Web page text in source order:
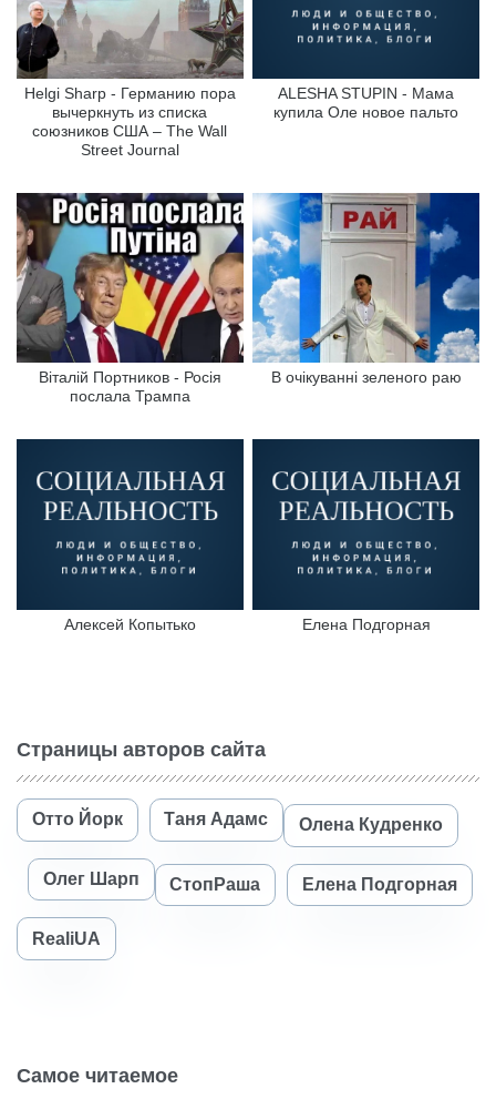
Helgi Sharp - Германию пора
вычеркнуть из списка
союзников США – The Wall
Street Journal
ALESHA STUPIN - Мама
купила Оле новое пальто
Віталій Портников - Росія
послала Трампа
В очікуванні зеленого раю
Алексей Копытько Елена Подгорная
Страницы авторов сайта
Отто Йорк Таня Адамс Олена Кудренко
Олег Шарп СтопРаша Елена Подгорная
RealiUA
Самое читаемое